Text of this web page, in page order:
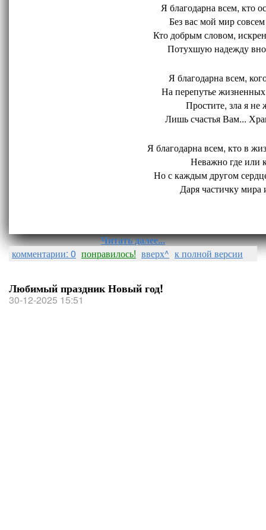
Я благодарна всем, кто
Без вас мой мир
Кто добрым словом,
Потухшую надежду
Я благодарна всем,
На перепутье
Простите, зла я не
Лишь счастья Вам...
Я благодарна всем, кто в
Неважно где или
Но с каждым другом
Даря частичку мира
Читать далее...
комментарии: 0 понравилось! вверх^ к полной версии
Любимый праздник Новый год!
30-12-2025 15:51